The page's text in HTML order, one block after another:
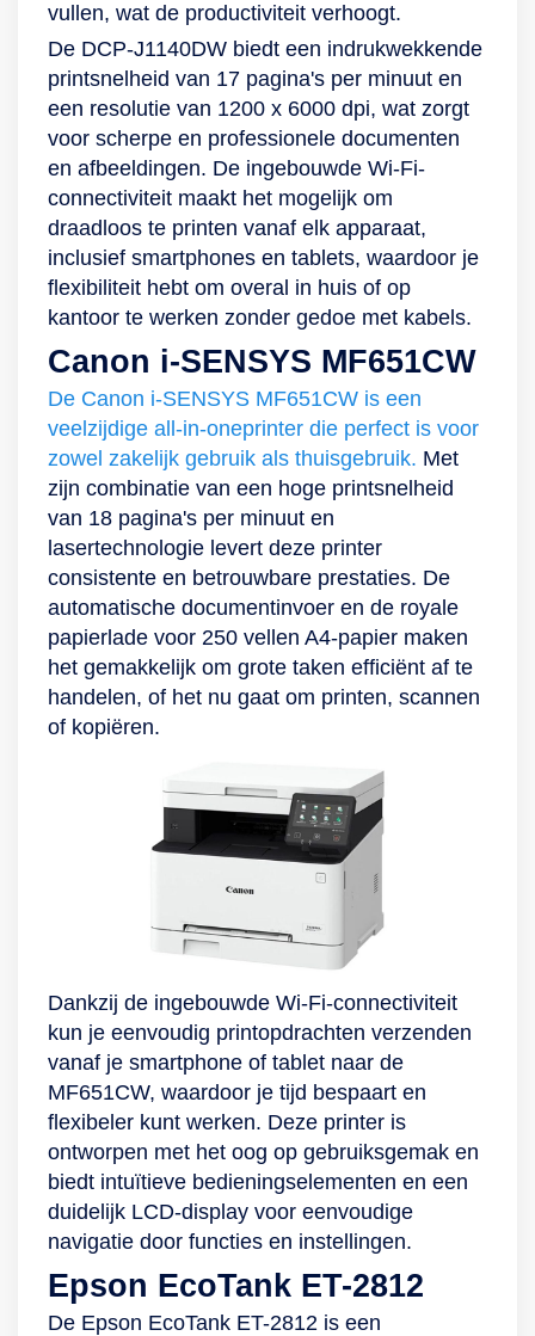
vullen, wat de productiviteit verhoogt.
De DCP-J1140DW biedt een indrukwekkende
printsnelheid van 17 pagina's per minuut en
een resolutie van 1200 x 6000 dpi, wat zorgt
voor scherpe en professionele documenten
en afbeeldingen. De ingebouwde Wi-Fi-
connectiviteit maakt het mogelijk om
draadloos te printen vanaf elk apparaat,
inclusief smartphones en tablets, waardoor je
flexibiliteit hebt om overal in huis of op
kantoor te werken zonder gedoe met kabels.
Canon i-SENSYS MF651CW
De Canon i-SENSYS MF651CW is een
veelzijdige all-in-oneprinter die perfect is voor
zowel zakelijk gebruik als thuisgebruik. Met
zijn combinatie van een hoge printsnelheid
van 18 pagina's per minuut en
lasertechnologie levert deze printer
consistente en betrouwbare prestaties. De
automatische documentinvoer en de royale
papierlade voor 250 vellen A4-papier maken
het gemakkelijk om grote taken efficiënt af te
handelen, of het nu gaat om printen, scannen
of kopiëren.
Dankzij de ingebouwde Wi-Fi-connectiviteit
kun je eenvoudig printopdrachten verzenden
vanaf je smartphone of tablet naar de
MF651CW, waardoor je tijd bespaart en
flexibeler kunt werken. Deze printer is
ontworpen met het oog op gebruiksgemak en
biedt intuïtieve bedieningselementen en een
duidelijk LCD-display voor eenvoudige
navigatie door functies en instellingen.
Epson EcoTank ET-2812
De Epson EcoTank ET-2812 is een